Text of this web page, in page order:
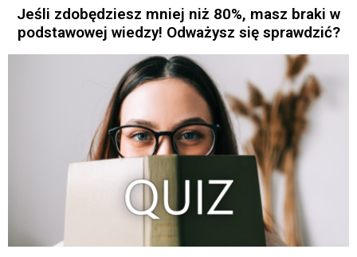
Jeśli zdobędziesz mniej niż 80%, masz braki w
podstawowej wiedzy! Odważysz się sprawdzić?